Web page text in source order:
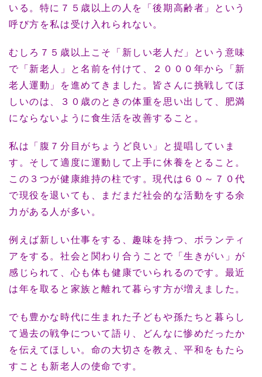
いる。特に７５歳以上の人を「後期高齢者」という
呼び方を私は受け入れられない。
むしろ７５歳以上こそ「新しい老人だ」という意味
で「新老人」と名前を付けて、２０００年から「新
老人運動」を進めてきました。皆さんに挑戦してほ
しいのは、３０歳のときの体重を思い出して、肥満
にならないように食生活を改善すること。
私は「腹７分目がちょうど良い」と提唱していま
す。そして適度に運動して上手に休養をとること。
この３つが健康維持の柱です。現代は６０～７０代
で現役を退いても、まだまだ社会的な活動をする余
力がある人が多い。
例えば新しい仕事をする、趣味を持つ、ボランティ
アをする。社会と関わり合うことで「生きがい」が
感じられて、心も体も健康でいられるのです。最近
は年を取ると家族と離れて暮らす方が増えました。
でも豊かな時代に生まれた子どもや孫たちと暮らし
て過去の戦争について語り、どんなに惨めだったか
を伝えてほしい。命の大切さを教え、平和をもたら
すことも新老人の使命です。